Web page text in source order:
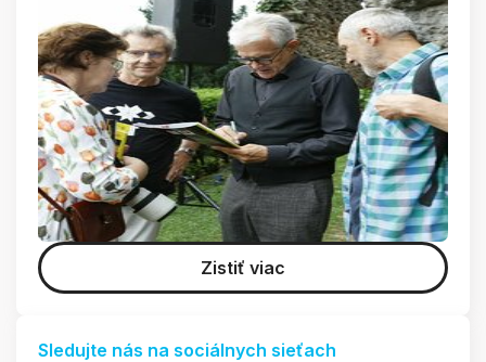
Zistiť viac
Sledujte nás na sociálnych sieťach